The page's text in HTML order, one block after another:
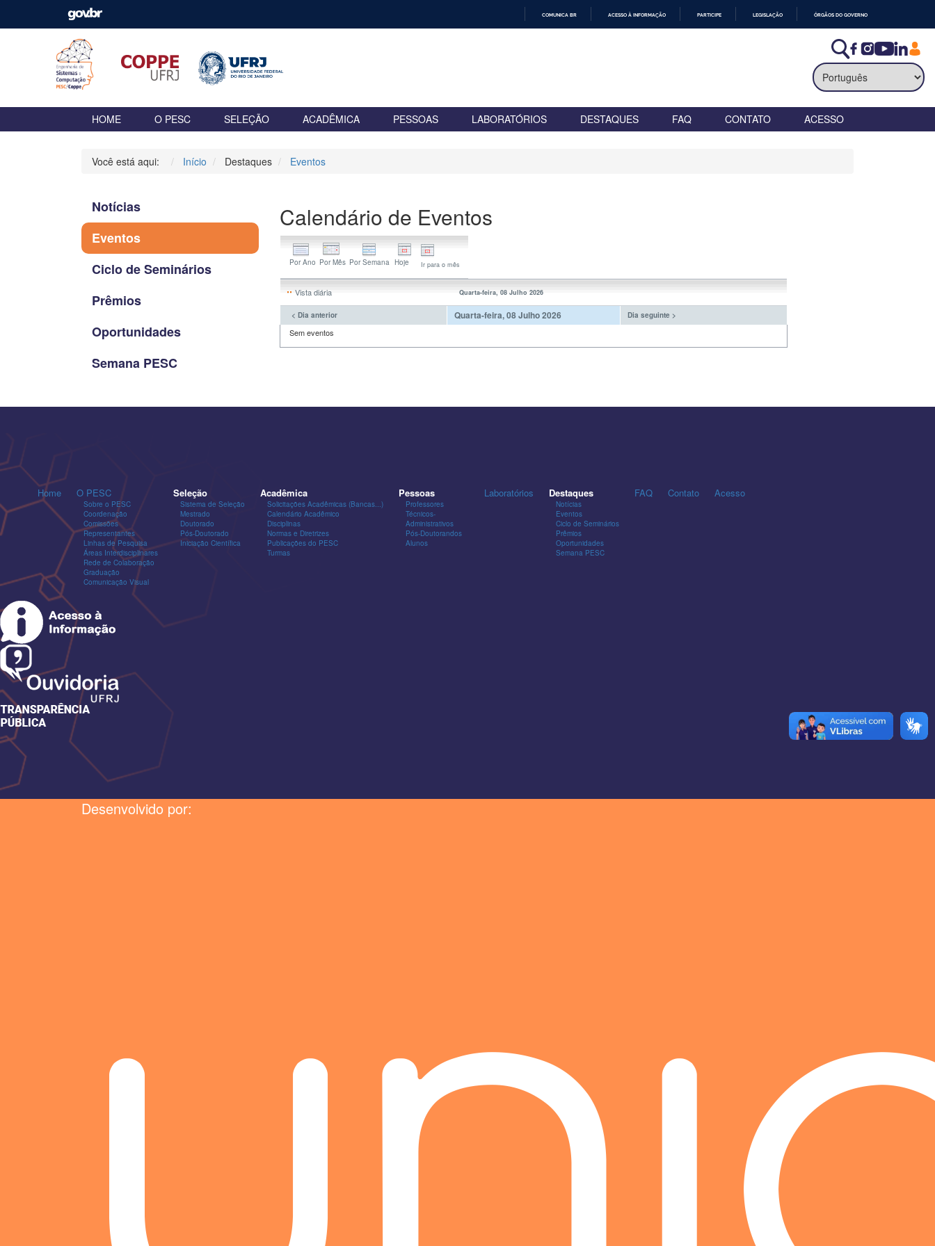
COMUNICA BR ACESSO À INFORMAÇÃO PARTICIPE LEGISLAÇÃO ÓRGÃOS DO GOVERNO
HOME O PESC SELEÇÃO ACADÊMICA PESSOAS LABORATÓRIOS DESTAQUES FAQ CONTATO ACESSO
Você está aqui: Início Destaques Eventos
Notícias
Eventos
Ciclo de Seminários
Prêmios
Oportunidades
Semana PESC
Calendário de Eventos
Ir para o mês
Vista diária Quarta-feira, 08 Julho 2026
< Dia anterior Quarta-feira, 08 Julho 2026 Dia seguinte >
Sem eventos
Home O PESC
Sobre o PESC
Coordenação
Comissões
Representantes
Linhas de Pesquisa
Áreas Interdisciplinares
Rede de Colaboração
Graduação
Comunicação Visual
Seleção
Sistema de Seleção
Mestrado
Doutorado
Pós-Doutorado
Iniciação Científica
Acadêmica
Solicitações Acadêmicas (Bancas...)
Calendário Acadêmico
Disciplinas
Normas e Diretrizes
Publicações do PESC
Turmas
Pessoas
Professores
Técnicos-
Administrativos
Pós-Doutorandos
Alunos
Laboratórios Destaques
Notícias
Eventos
Ciclo de Seminários
Prêmios
Oportunidades
Semana PESC
FAQ Contato Acesso
Desenvolvido por: